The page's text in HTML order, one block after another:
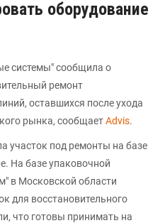
оборудование
системы" сообщила о
ремонт
оставшихся после ухода
рынка, сообщаетAdvis.
участок под ремонты на базе
На базе упаковочной
в Московской области
для восстановительного
что готовы принимать на